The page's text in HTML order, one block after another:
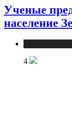
Ученые
население
4